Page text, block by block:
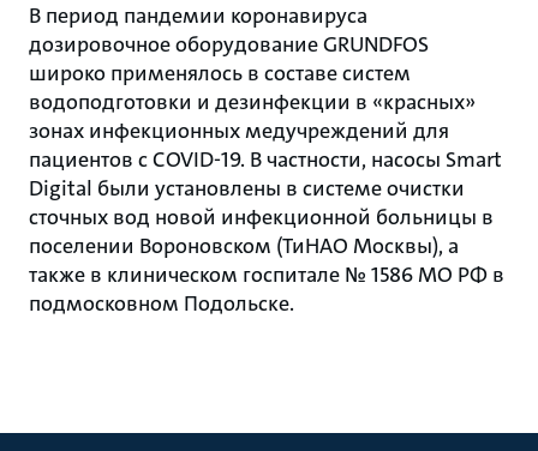
В период пандемии коронавируса
дозировочное оборудование GRUNDFOS
широко применялось в составе систем
водоподготовки и дезинфекции в «красных»
зонах инфекционных медучреждений для
пациентов с COVID-19. В частности, насосы Smart
Digital были установлены в системе очистки
сточных вод новой инфекционной больницы в
поселении Вороновском (ТиНАО Москвы), а
также в клиническом госпитале № 1586 МО РФ в
подмосковном Подольске.